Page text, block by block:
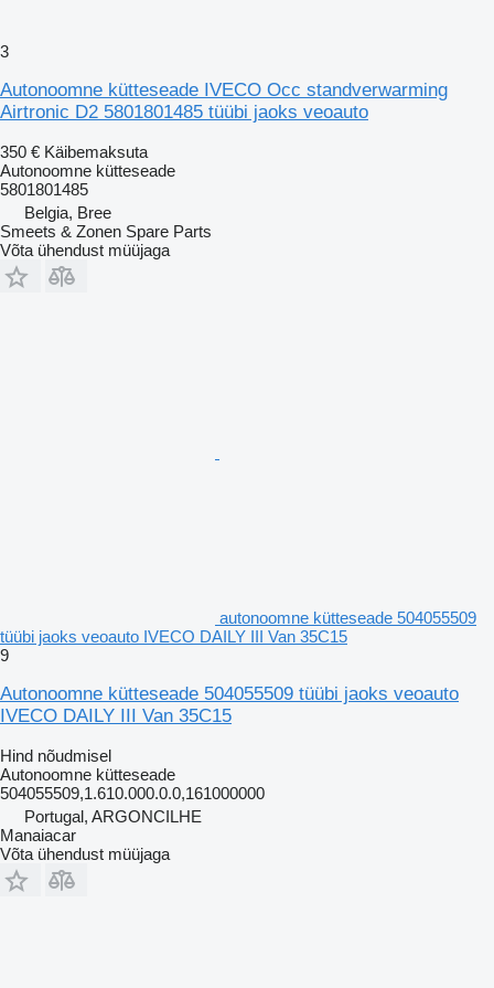
3
Autonoomne kütteseade IVECO Occ standverwarming
Airtronic D2 5801801485 tüübi jaoks veoauto
350 € Käibemaksuta
Autonoomne kütteseade
5801801485
Belgia, Bree
Smeets & Zonen Spare Parts
Võta ühendust müüjaga
autonoomne kütteseade 504055509
tüübi jaoks veoauto IVECO DAILY III Van 35C15
9
Autonoomne kütteseade 504055509 tüübi jaoks veoauto
IVECO DAILY III Van 35C15
Hind nõudmisel
Autonoomne kütteseade
504055509,1.610.000.0.0,161000000
Portugal, ARGONCILHE
Manaiacar
Võta ühendust müüjaga